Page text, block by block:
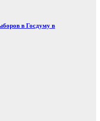
в Госдуму в